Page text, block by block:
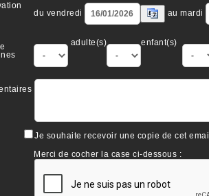
du vendredi au mardi
adulte(s) enfant(s)
Je souhaite recevoir une copie de cet email
Merci de cocher la case ci-dessous :